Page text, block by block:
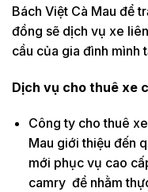
Bách Việt Cà Mau để
đồng sẽ dịch vụ xe
cầu của gia đình mình
Dịch vụ cho thuê xe
Công ty cho thuê
Mau giới thiệu đến
mới phục vụ cao
camry để nhằm